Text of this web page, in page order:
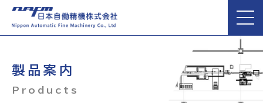
製品案内
Products